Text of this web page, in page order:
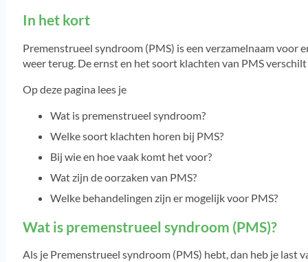
Ongesteld zijn (menstruatie)
Ovariumcysten
PCOS (Polycysteus Ovarium Syndroom)
In het kort
Premenstrueel syndroom (PMS) is een verzamelnaam
weer terug. De ernst en het soort klachten van PMS
Op deze pagina lees je
Wat is premenstrueel syndroom?
Welke soort klachten horen bij PMS?
Bij wie en hoe vaak komt het voor?
Wat zijn de oorzaken van PMS?
Welke behandelingen zijn er mogelijk voor PMS?
Wat is premenstrueel syndroom (PMS)?
Als je Premenstrueel syndroom (PMS) hebt, dan heb je last